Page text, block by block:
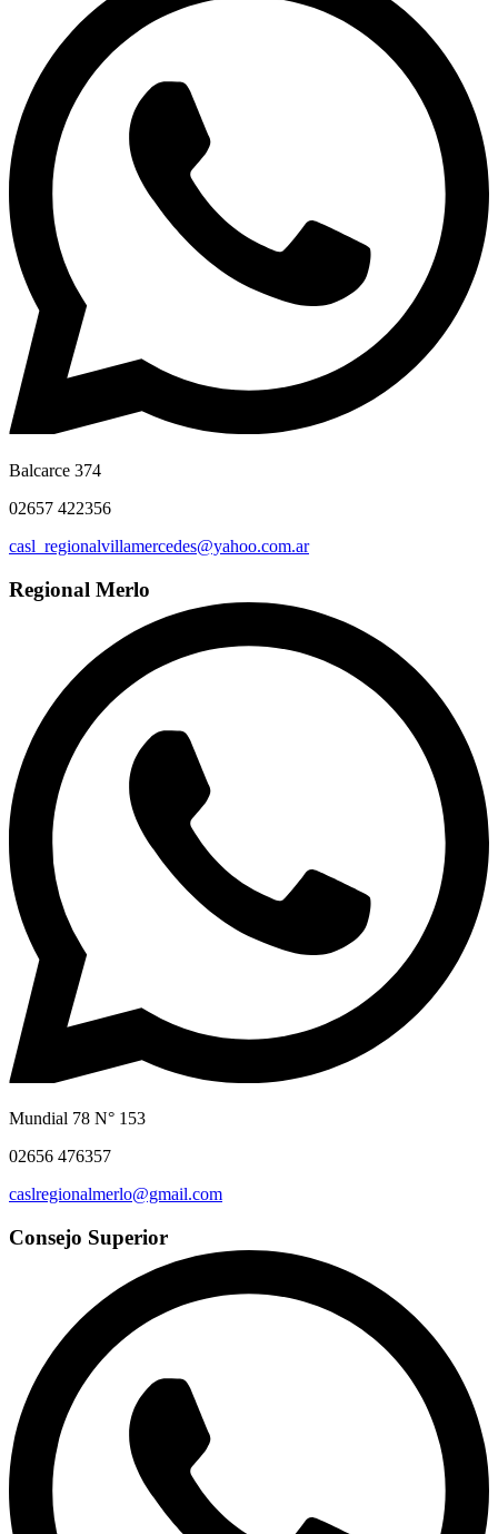
Balcarce 374
02657 422356
casl_regionalvillamercedes@yahoo.com.ar
Regional Merlo
Mundial 78 N° 153
02656 476357
caslregionalmerlo@gmail.com
Consejo Superior